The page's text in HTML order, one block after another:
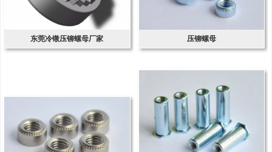
东莞冷镦压铆螺母厂家 压铆螺母